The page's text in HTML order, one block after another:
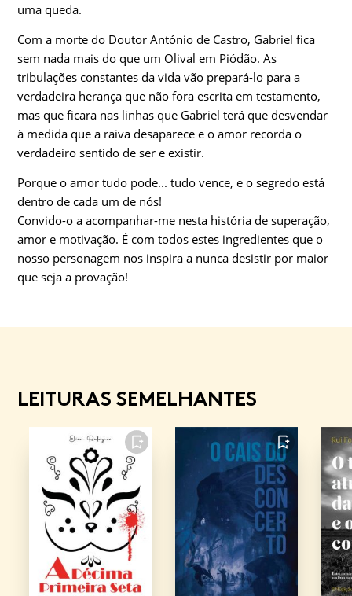
uma queda.
Com a morte do Doutor António de Castro, Gabriel fica
sem nada mais do que um Olival em Piódão. As
tribulações constantes da vida vão prepará-lo para a
verdadeira herança que não fora escrita em testamento,
mas que ficara nas linhas que Gabriel terá que desvendar
à medida que a raiva desaparece e o amor recorda o
verdadeiro sentido de ser e existir.
Porque o amor tudo pode... tudo vence, e o segredo está
dentro de cada um de nós!
Convido-o a acompanhar-me nesta história de superação,
amor e motivação. É com todos estes ingredientes que o
nosso personagem nos inspira a nunca desistir por maior
que seja a provação!
LEITURAS SEMELHANTES
FAVORITO FAVORITO